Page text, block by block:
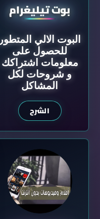
بوت تيليغرام
البوت الالي المتطور
للحصول على
معلومات اشتراكك
و شروحات لكل
المشاكل
الشرح